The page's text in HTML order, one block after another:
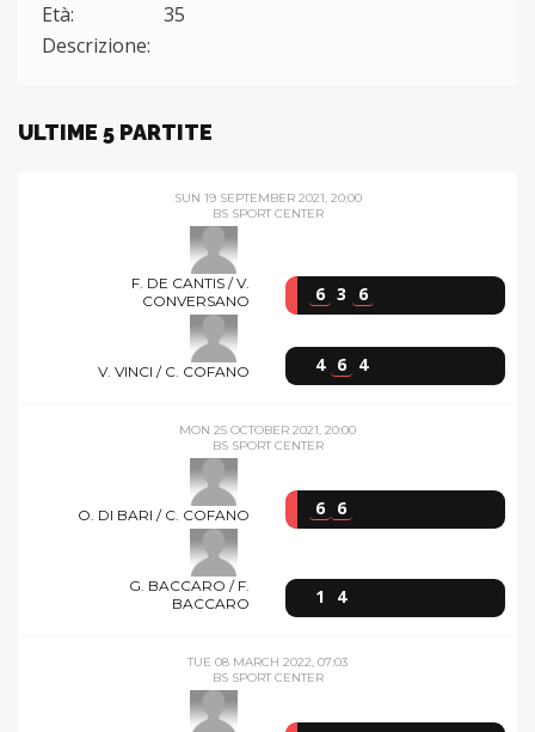
Età:
35
Descrizione:
ULTIME 5 PARTITE
SUN 19 SEPTEMBER 2021, 20:00
BS SPORT CENTER
F. DE CANTIS / V.
CONVERSANO
6 3 6
V. VINCI / C. COFANO 4 6 4
MON 25 OCTOBER 2021, 20:00
BS SPORT CENTER
O. DI BARI / C. COFANO 6 6
G. BACCARO / F.
BACCARO
1 4
TUE 08 MARCH 2022, 07:03
BS SPORT CENTER